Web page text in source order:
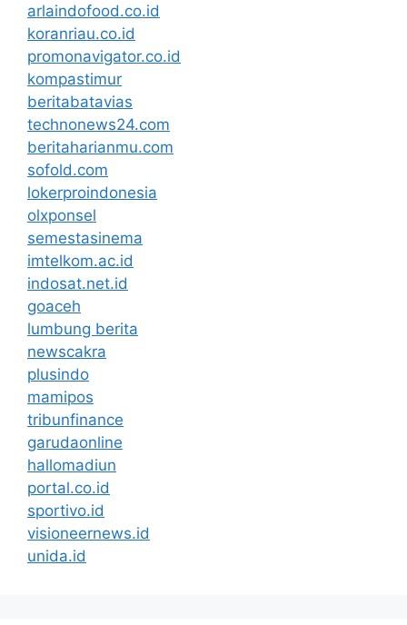
arlaindofood.co.id
koranriau.co.id
promonavigator.co.id
kompastimur
beritabatavias
technonews24.com
beritaharianmu.com
sofold.com
lokerproindonesia
olxponsel
semestasinema
imtelkom.ac.id
indosat.net.id
goaceh
lumbung berita
newscakra
plusindo
mamipos
tribunfinance
garudaonline
hallomadiun
portal.co.id
sportivo.id
visioneernews.id
unida.id